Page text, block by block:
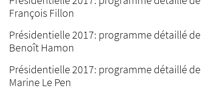
François Fillon
Présidentielle 2017: programme détaillé de
Benoît Hamon
Présidentielle 2017: programme détaillé de
Marine Le Pen